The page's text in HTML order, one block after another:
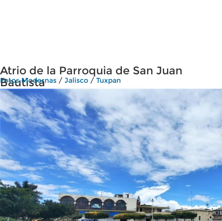
Atrio de la Parroquia de San Juan
Bautista
Fotos Modernas / Jalisco / Tuxpan